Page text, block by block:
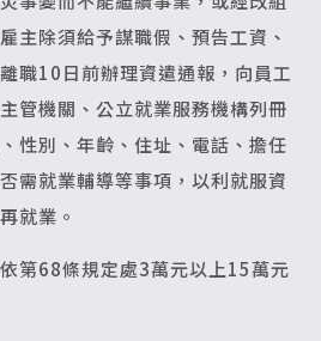
主除須給予謀職假、預告工資、
職10日前辦理資遣通報，向員工
管機關、公立就業服務機構列冊
性別、年齡、住址、電話、擔任
需就業輔導等事項，以利就服資
就業。
第68條規定處3萬元以上15萬元